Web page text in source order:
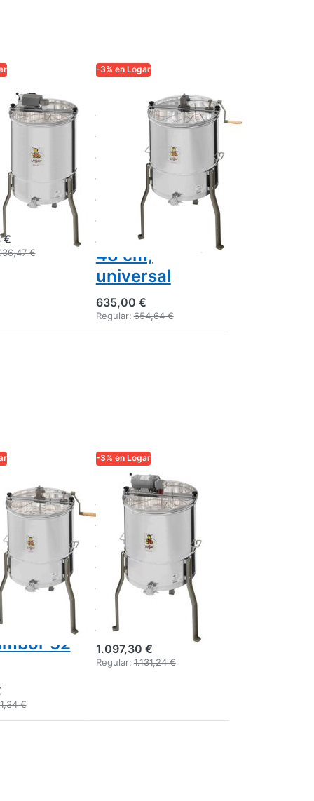
3
con
40 cm
€
€
-3% en Logar
Extractor
Logar de 3
cuadros,
accionamiento
manual, cuba
52 cm,
cuadros 37 x
48 cm,
universal
635,00 €
Regular: 654,64 €
de
sin eje
30x48
52
€
-3% en Logar
LOGAR TRADE
Logar
extractor 4
marcos, motor
110W,
recipiente 52
cm, marcos 30
x 48 cm
1.097,30 €
Regular: 1.131,24 €